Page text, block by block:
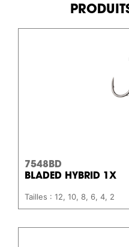
7548BD
BLADED HYBRID 1X
Tailles : 12, 10, 8, 6, 4, 2